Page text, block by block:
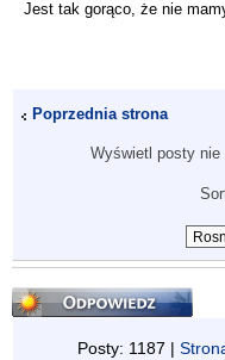
Jest tak gorąco, że nie
Poprzednia strona
Wyświetl posty nie
Odpowiedz
Posty: 1187 |